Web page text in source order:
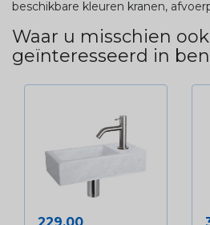
beschikbare kleuren kranen,
Waar u misschien ook
geïnteresseerd in
Prijs